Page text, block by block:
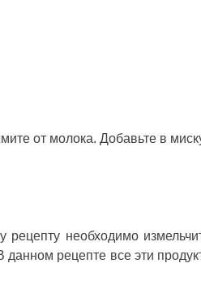
от молока. Добавьте в
необходимо
рецепте все эти